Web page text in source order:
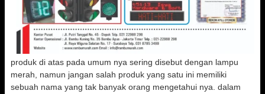
produk di atas pada umum nya sering disebut dengan lampu
merah, namun jangan salah produk yang satu ini memiliki
sebuah nama yang tak banyak orang mengetahui nya. dalam